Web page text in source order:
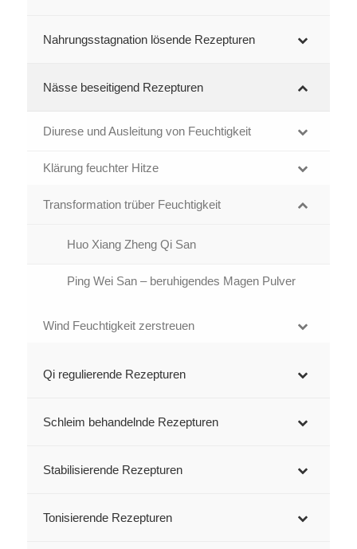
Nahrungsstagnation lösende Rezepturen
Nässe beseitigend Rezepturen
Diurese und Ausleitung von Feuchtigkeit
Klärung feuchter Hitze
Transformation trüber Feuchtigkeit
Huo Xiang Zheng Qi San
Ping Wei San – beruhigendes Magen Pulver
Wind Feuchtigkeit zerstreuen
Qi regulierende Rezepturen
Schleim behandelnde Rezepturen
Stabilisierende Rezepturen
Tonisierende Rezepturen